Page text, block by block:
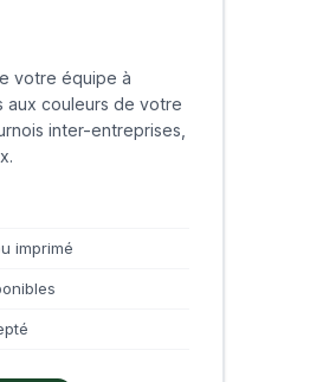
votre équipe à
aux couleurs de votre
inter-entreprises,
imprimé